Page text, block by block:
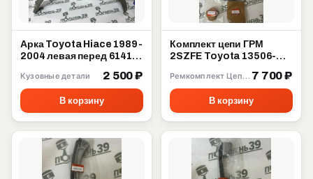
Арка Toyota Hiace 1989-
2004 левая перед 61412-
Кузовные детали 2 500 ₽
В корзину
Комплект цепи ГРМ
2SZFE Toyota 13506-
7 700 ₽
В корзину